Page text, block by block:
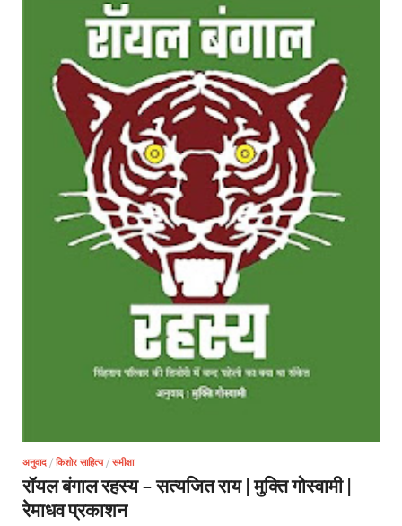
अनुवाद / किशोर साहित्य/ समीक्षा
रॉयल बंगाल रहस्य – सत्यजित राय | मुक्ति गोस्वामी |
रेमाधव प्रकाशन